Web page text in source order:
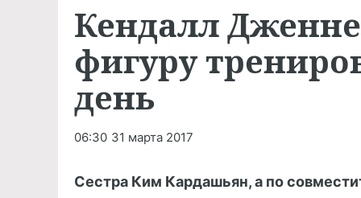
Кендалл
фигуру
день
06:30 31 марта 2017
Сестра Ким Кардашьян, а по